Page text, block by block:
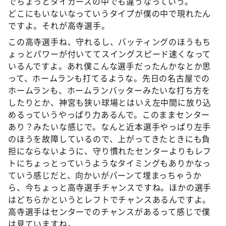
どこにもいないなっていうタイプが僕の中で現れたん
ですよ。それが高寺選手。
この高寺選手ね、守れるし、バッティングのほうもち
ょっとパワーが付いててスイングスピード速くなって
いるんですよ。あれ僕こんな選手だったんかなとか思
って、ホームランも打てるような。先日の名古屋での
ホームランも、ホームランバッターみたいな打ち方を
したりとか、神宮も狭い球場とはいえ左中間に放り込
めるっていうやっぱり力あるんで。このままセンター
あり？みたいな感じで。なんと近本選手やっぱり左手
のほうを故障しているので、上がってきたときにも負
担にならないように、守り慣れたセンターよりもレフ
トにちょっとっていうようなタイミングもありかなっ
ていう感じだと、向かいがバーンて埋まっちゃうか
ら、今ちょっと高寺選手チャンスですね。ほかの選手
はどちらかというとレフトでチャンスあるんですよ。
高寺選手はセンターでのチャンスがあるって感じで僕
は見ていますね。